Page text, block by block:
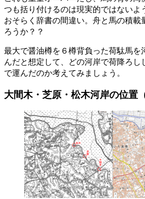
つも括り付けるのは現実的ではないよ
おそらく辞書の間違い。舟と馬の積載
ろうか？？
最大で醤油樽を６樽背負った荷駄馬を
んだと想定して、どの河岸で荷降ろし
で運んだのか考えてみましょう。
大間木・芝原・松木河岸の位置